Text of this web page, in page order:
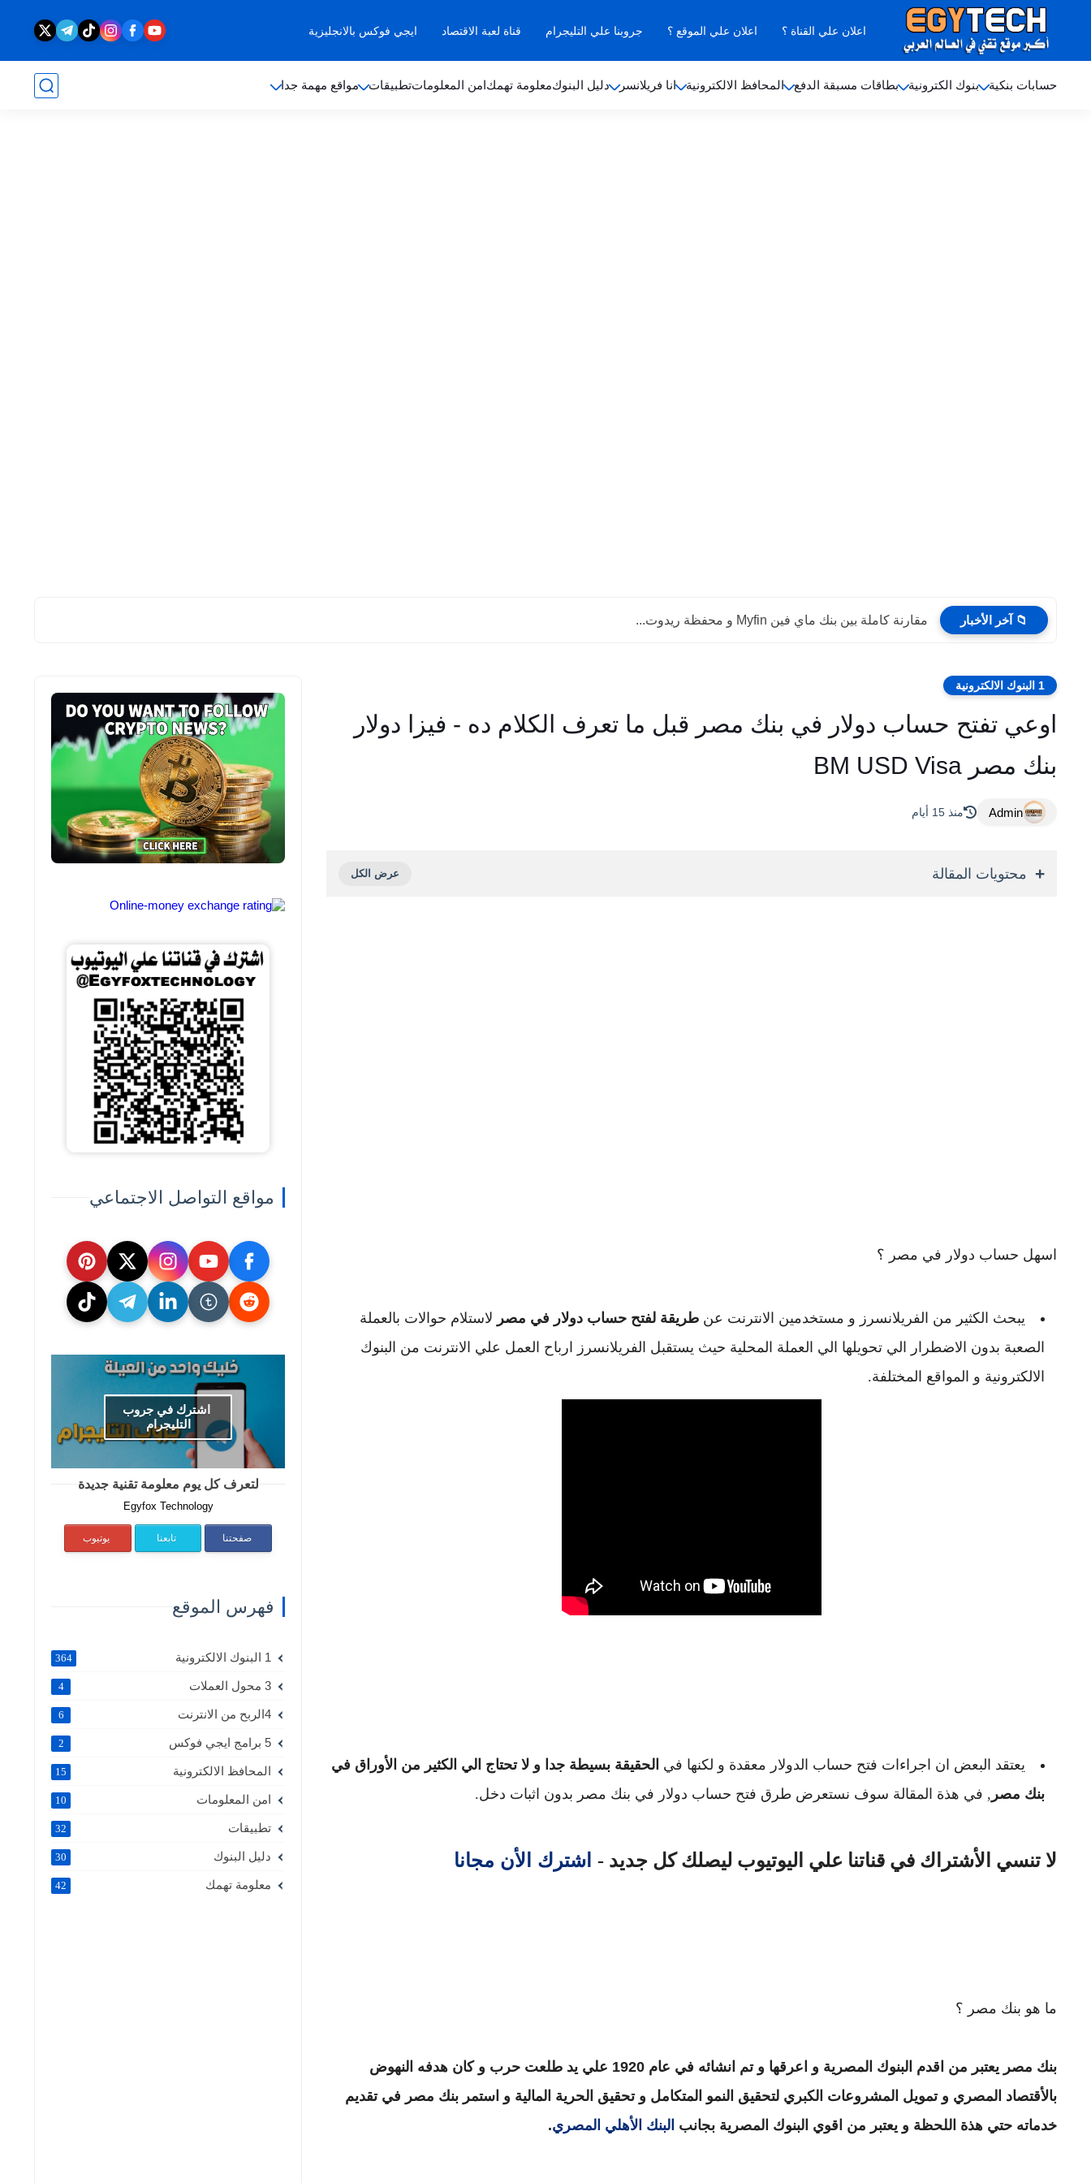
اعلان علي القناة ؟ اعلان علي الموقع ؟ جروبنا علي التليجرام قناة لعبة الاقتصاد ايجي فوكس بالانجليزية
حسابات بنكية بنوك الكترونية بطاقات مسبقة الدفع المحافظ الالكترونية انا فريلانسر دليل البنوكمعلومة تهمكامن المعلوماتتطبيقات مواقع مهمة جدا
📁 آخر الأخبار مقارنة كاملة بين بنك ماي فين Myfin و محفظة ريدوت...
1 البنوك الالكترونية
اوعي تفتح حساب دولار في بنك مصر قبل ما تعرف الكلام ده - فيزا دولار
بنك مصر BM USD Visa
Admin منذ 15 أيام
محتويات المقالة
اسهل حساب دولار في مصر ؟
يبحث الكثير من الفريلانسرز و مستخدمين الانترنت عن طريقة لفتح حساب دولار في مصر لاستلام حوالات بالعملة
الصعبة بدون الاضطرار الي تحويلها الي العملة المحلية حيث يستقبل الفريلانسرز ارباح العمل علي الانترنت من البنوك
الالكترونية و المواقع المختلفة.
يعتقد البعض ان اجراءات فتح حساب الدولار معقدة و لكنها في الحقيقة بسيطة جدا و لا تحتاج الي الكثير من الأوراق في
بنك مصر , في هذة المقالة سوف نستعرض طرق فتح حساب دولار في بنك مصر بدون اثبات دخل.
لا تنسي الأشتراك في قناتنا علي اليوتيوب ليصلك كل جديد - اشترك الأن مجانا
ما هو بنك مصر ؟
بنك مصر يعتبر من اقدم البنوك المصرية و اعرقها وتم انشائه في عام 1920 علي يد طلعت حرب و كان هدفه النهوض
بالأقتصاد المصري و تمويل المشروعات الكبري لتحقيق النمو المتكامل و تحقيق الحرية المالية و استمر بنك مصر في تقديم
خدماته حتي هذة اللحظة و يعتبر من اقوي البنوك المصرية بجانب البنك الأهلي المصري.
مواقع التواصل الاجتماعي
اشترك في جروب
التليجرام
لتعرف كل يوم معلومة تقنية جديدة
Egyfox Technology
صفحتنا تابعنا يوتيوب
فهرس الموقع
1 البنوك الالكترونية 364
3 محول العملات 4
4الربح من الانترنت 6
5 برامج ايجي فوكس 2
المحافظ الالكترونية 15
امن المعلومات 10
تطبيقات 32
دليل البنوك 30
معلومة تهمك 42